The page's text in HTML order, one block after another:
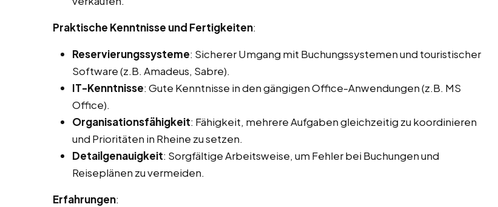
Praktische Kenntnisse und Fertigkeiten:
Reservierungssysteme: Sicherer Umgang mit Buchungssystemen und touristischer
Software (z.B. Amadeus, Sabre).
IT-Kenntnisse: Gute Kenntnisse in den gängigen Office-Anwendungen (z.B. MS
Office).
Organisationsfähigkeit: Fähigkeit, mehrere Aufgaben gleichzeitig zu koordinieren
und Prioritäten in Rheine zu setzen.
Detailgenauigkeit: Sorgfältige Arbeitsweise, um Fehler bei Buchungen und
Reiseplänen zu vermeiden.
Erfahrungen: